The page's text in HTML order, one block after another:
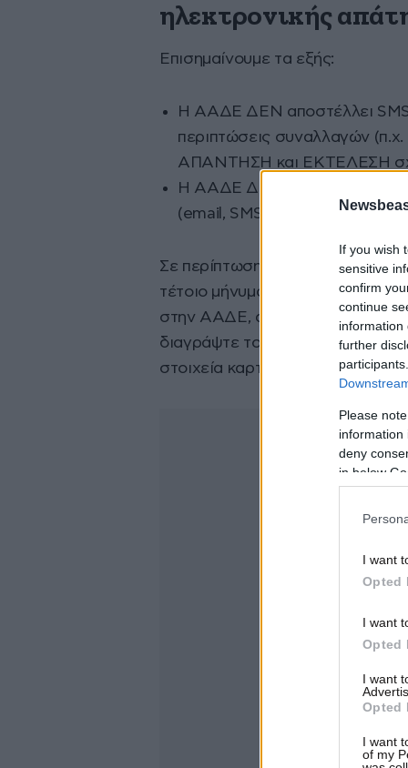
If you wish
sensitive
confirm
continue
information
further
Please
information
deny
in below
I want
Opted
I want
Opted
I want
Opted
I want
of my
ηλεκτρονικής
Επισημαίνουμε τα εξής:
Η ΑΑΔΕ ΔΕΝ αποστέλλει SMS
περιπτώσεις συναλλαγών
ΑΠΑΝΤΗΣΗ και ΕΚΤΕΛΕΣΗ
Η ΑΑΔΕ ΔΕΝ στέλνει
(email, SMS, κ.λπ.).
Σε περίπτωση που λάβατε ή
τέτοιο μήνυμα, χωρίς να έχετε
στην ΑΑΔΕ, αγνοήστε το, ΜΗΝ
διαγράψτε το αμέσως. Σε καμία
στοιχεία καρτών σας.